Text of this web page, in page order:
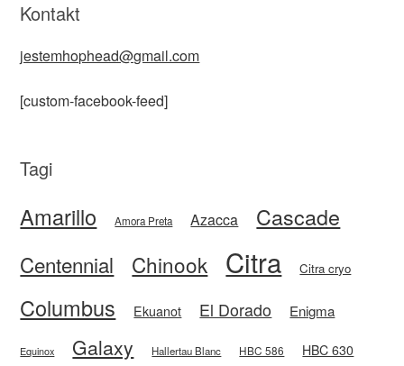
Kontakt
jestemhophead@gmail.com
[custom-facebook-feed]
Tagi
Amarillo Amora Preta Azacca Cascade
Centennial Chinook Citra Citra cryo
Columbus Ekuanot El Dorado Enigma
Equinox Galaxy Hallertau Blanc HBC 586 HBC 630